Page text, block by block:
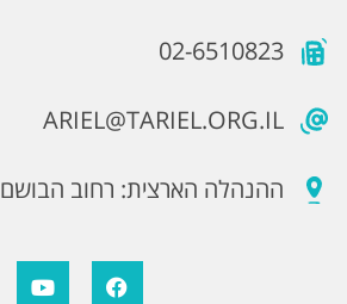
02-6510823
ARIEL@TARIEL.ORG.IL
ההנהלה הארצית: רחוב הבושם 11, גילה ירושלים